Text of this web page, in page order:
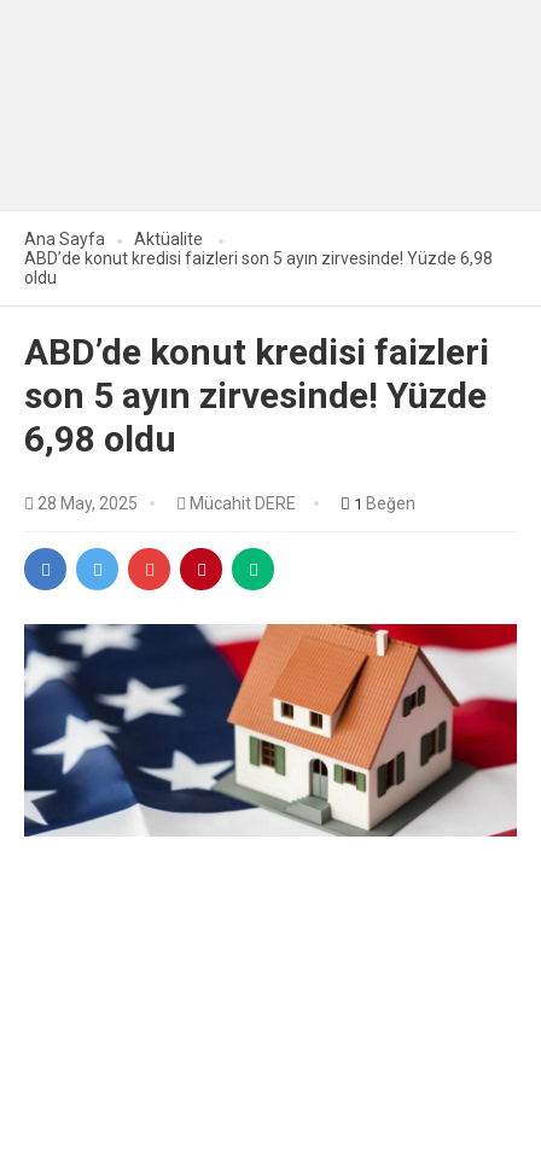
Ana Sayfa
Aktüalite
ABD’de konut kredisi faizleri son 5 ayın zirvesinde! Yüzde 6,98
oldu
ABD’de konut kredisi faizleri
son 5 ayın zirvesinde! Yüzde
6,98 oldu
28 May, 2025 Mücahit DERE 1 Beğen